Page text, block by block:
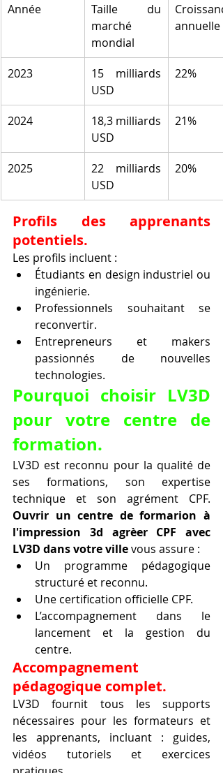
Année
Taille du
marché
mondial
annuelle
2023
15 milliards
USD
22%
2024
18,3 milliards
USD
21%
2025
22 milliards
USD
20%
Profils des apprenants
potentiels.
Les profils incluent :
Étudiants en design industriel ou
ingénierie.
Professionnels souhaitant se
reconvertir.
Entrepreneurs et makers
passionnés de nouvelles
technologies.
Pourquoi choisir LV3D
pour votre centre de
formation.
LV3D est reconnu pour la qualité de
ses formations, son expertise
Ouvrir un centre de formarion à
l'impression 3d agrèer CPF avec
LV3D dans votre ville vous assure :
Un programme pédagogique
structuré et reconnu.
Une certification officielle CPF.
L’accompagnement dans le
lancement et la gestion du
centre.
Accompagnement
pédagogique complet.
LV3D fournit tous les supports
nécessaires pour les formateurs et
les apprenants, incluant : guides,
vidéos tutoriels et exercices